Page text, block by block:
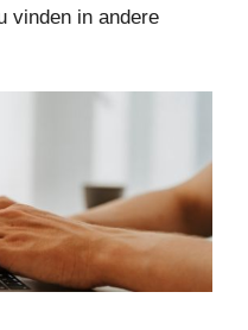
vinden in andere